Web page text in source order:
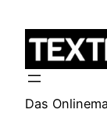
Inhalt
springen
Das